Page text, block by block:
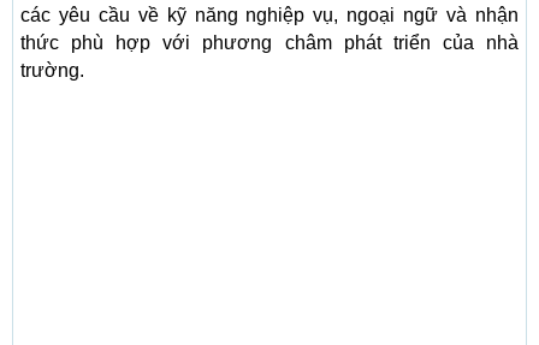
các yêu cầu về kỹ năng nghiệp vụ, ngoại ngữ và nhận
thức phù hợp với phương châm phát triển của nhà
trường.